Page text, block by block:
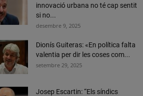
innovació urbana no té cap sentit
si no...
desembre 9, 2025
Dionís Guiteras: «En política falta
valentia per dir les coses com...
setembre 29, 2025
Josep Escartin: “Els síndics